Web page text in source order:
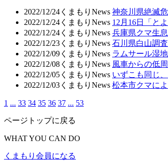
2022/12/24 くまもりNews 神奈川県絶滅
2022/12/24 くまもりNews 12月16日「と
2022/12/24 くまもりNews 兵庫県クマ生
2022/12/23 くまもりNews 石川県白山調査
2022/12/09 くまもりNews ラムサール湿
2022/12/08 くまもりNews 風車からの低
2022/12/05 くまもりNews いずこも同じ
2022/12/03 くまもりNews 松本市クマに
1 ... 33 34 35 36 37 ... 53
ページトップに戻る
WHAT YOU CAN DO
くまもり会員になる